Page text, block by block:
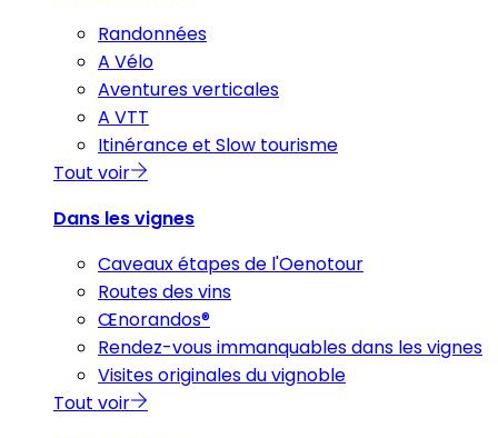
Randonnées
A Vélo
Aventures verticales
A VTT
Itinérance et Slow tourisme
Tout voir
Dans les vignes
Caveaux étapes de l'Oenotour
Routes des vins
Œnorandos®
Rendez-vous immanquables dans les vignes
Visites originales du vignoble
Tout voir